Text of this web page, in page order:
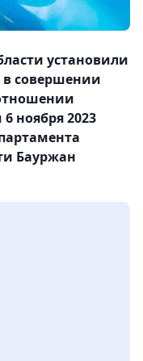
установили
в совершении
ноября 2023
Бауржан